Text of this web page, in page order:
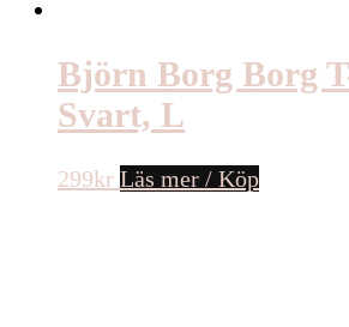
Björn Borg Borg
Svart, L
299kr Läs mer / Köp